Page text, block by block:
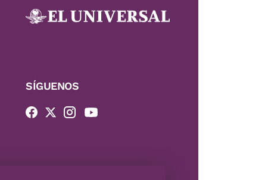
SÍGUENOS